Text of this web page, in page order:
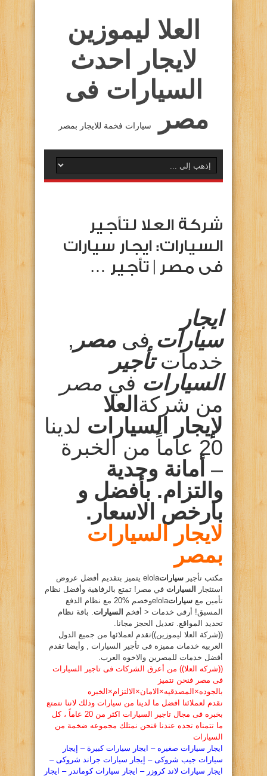
العلا ليموزين
لايجار احدث
السيارات فى
مصر
سيارات فخمة للايجار بمصر
شركة العلا لتأجير
السيارات: ايجار سيارات
فى مصر | تأجير …
ايجار
سياراتفىمصر ,
خدمات تأجير
السيارات في مصر
من شركة العلا
لإيجار السيارات لدينا
20 عاماً من الخبرة
– أمانة وجدية
والتزام. بأفضل و
بارخص الاسعار.
لايجار السيارات
بمصر
مكتب تأجير سيارات
elola يتميز بتقديم أفضل عروض
استئجار
السيارات في مصر! تمتع بالرفاهية وأفضل نظام
تأمين مع سيارات
elolaوخصم %20 مع نظام الدفع
المسبق! أرقى خدمات < أفخم السيارات. باقة نظام
تحديد المواقع. تعديل الحجز مجانا.
((شركة العلا ليموزين))تقدم لعملائها من جميع الدول
العربيه خدمات مميزه فى تأجير السيارات , وأيضا تقدم
أفضل خدمات للمصرين والاخوه العرب.
((شركه العلا)) من أعرق الشركات فى تاجير السيارات
فى مصر فنحن نتميز
بالجوده×المصدقيه×الامان×الالتزام×الخبره
نقدم لعملائنا افضل ما لدينا من سيارات وذلك لاننا نتمتع
بخبره فى مجال تاجير السيارات اكثر من 20 عاماً ، كل
ما تتمناه تجده عندنا فنحن نمتلك مجموعه ضخمة من
السيارات
ايجار سيارات صغيره – ايجار سيارات كبيرة – إيجار
سيارات جيب شروكى – إيجار سيارات جراند شروكى –
ايجار سيارات لاند كروزر – ايجار سيارات كوماندر – ايجار